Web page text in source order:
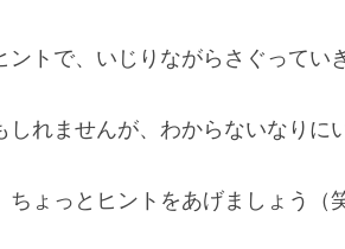
トで、いじりながらさぐってい
れませんが、わからないなりに
ちょっとヒントをあげましょう（